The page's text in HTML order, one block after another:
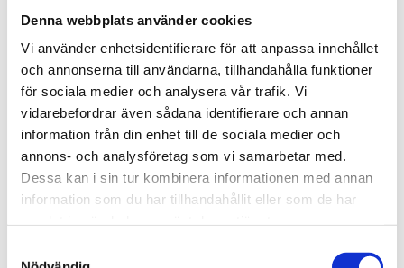
Denna webbplats använder cookies
Vi använder enhetsidentifierare för att anpassa innehållet
och annonserna till användarna, tillhandahålla funktioner
för sociala medier och analysera vår trafik. Vi
vidarebefordrar även sådana identifierare och annan
information från din enhet till de sociala medier och
annons- och analysföretag som vi samarbetar med.
Dessa kan i sin tur kombinera informationen med annan
information som du har tillhandahållit eller som de har
30 dagars öppet köp - gäller ej företagskunder eller beställningsvaror
VISA ALLT INOM BRICKOR
SE HELA VARUMÄRKET